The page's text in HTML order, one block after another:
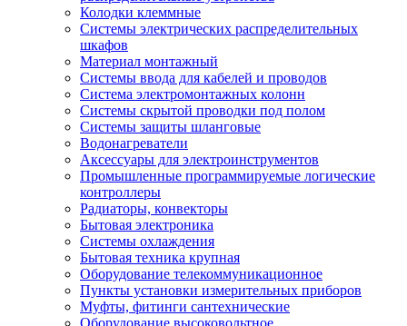
Колодки клеммные
Системы электрических распределительных
шкафов
Материал монтажный
Системы ввода для кабелей и проводов
Система электромонтажных колонн
Системы скрытой проводки под полом
Системы защиты шланговые
Водонагреватели
Аксессуары для электроинструментов
Промышленные программируемые логические
контроллеры
Радиаторы, конвекторы
Бытовая электроника
Системы охлаждения
Бытовая техника крупная
Оборудование телекоммуникационное
Пункты установки измерительных приборов
Муфты, фитинги сантехнические
Оборудование высоковольтное